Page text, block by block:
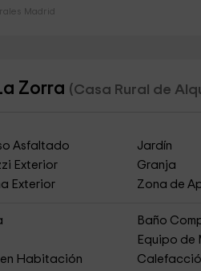
Madrid
Zorra (Casa Rural de
Asfaltado Jardín
Exterior
Granja
Exterior
Zona de
Baño
Equipo de
en Habitación